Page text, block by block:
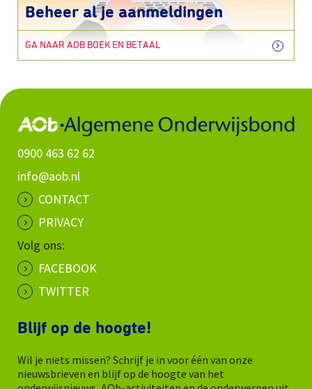
Beheer al je aanmeldingen
GA NAAR AOB BOEK EN BETAAL
0900 463 62 62
info@aob.nl
CONTACT
PRIVACY
Volg ons:
FACEBOOK
TWITTER
Blijf op de hoogte!
Wil je niets missen? Schrijf je in voor één van onze
nieuwsbrieven en blijf op de hoogte van het